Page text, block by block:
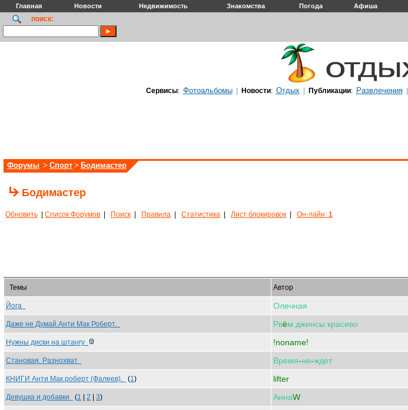
Главная Новости Недвижимость Знакомства Погода Афиша
поиск:
Сервисы: Фотоальбомы| Новости: Отдых| Публикации: Развлечения|
Форумы > Спорт > Бодимастер
Бодимастер
Обновить Список Форумов Поиск Правила Статистика Лист блокировок Он-лайн: 1
Темы Автор
Йога Олечная
Даже не Думай.Анти Мак Роберт. Рвём джинсы красиво
Нужны диски на штангу !noname!
Становая. Разнохват Время-не-ждет
КНИГИ Анти Мак роберт (Фалеев). (1) lifter
Девушка и добавки (1 2 3) АннаW